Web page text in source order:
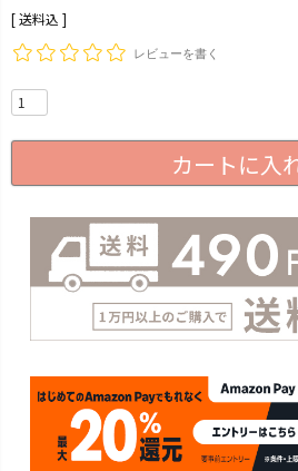
送料込
レビューを書く
カートに入